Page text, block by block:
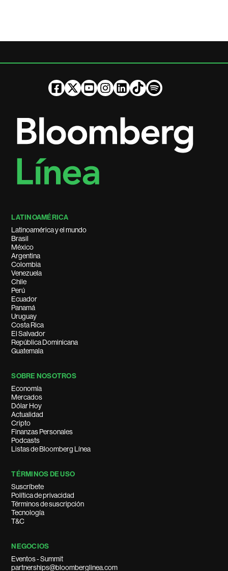
LATINOAMÉRICA
Latinoamérica y el mundo
Brasil
México
Argentina
Colombia
Venezuela
Chile
Perú
Ecuador
Panamá
Uruguay
Costa Rica
El Salvador
República Dominicana
Guatemala
SOBRE NOSOTROS
Economía
Mercados
Dólar Hoy
Actualidad
Cripto
Finanzas Personales
Podcasts
Listas de Bloomberg Línea
TÉRMINOS DE USO
Suscríbete
Política de privacidad
Términos de suscripción
Tecnología
T&C
NEGOCIOS
Eventos - Summit
partnerships@bloomberglinea.com